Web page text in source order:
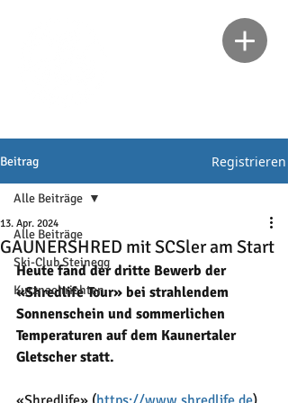
Beitrag Registrieren
Alle Beiträge
Ski-Club Steinegg
Kurznachrichten
Alle Beiträge
GAUNERSHRED mit SCSler am Start
13. Apr. 2024
Heute fand der dritte Bewerb der
«Shredlife Tour» bei strahlendem
Sonnenschein und sommerlichen
Temperaturen auf dem Kaunertaler
Gletscher statt.